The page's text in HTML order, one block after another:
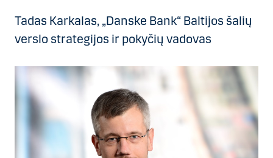
Tadas Karkalas, „Danske Bank“ Baltijos šalių
verslo strategijos ir pokyčių vadovas